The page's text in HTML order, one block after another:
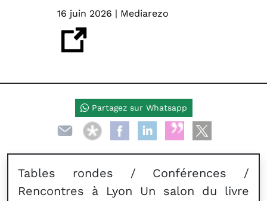
16 juin 2026 | Mediarezo
Tables rondes / Conférences /
Rencontres à Lyon Un salon du livre
Partagez sur Whatsapp